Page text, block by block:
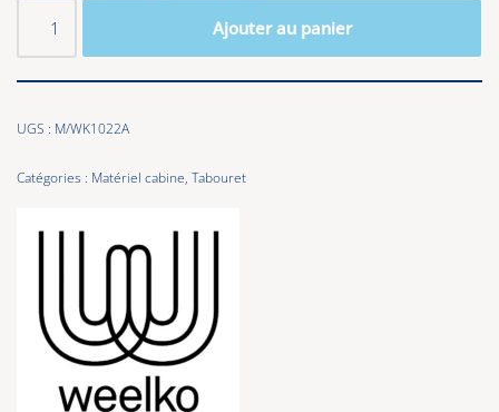
Ajouter au panier
UGS : M/WK1022A
Catégories : Matériel cabine, Tabouret